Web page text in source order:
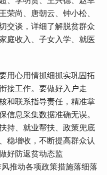
荣尚、唐朝云、钟小松、
交谈，详细了解脱贫群众
庭收入、子女入学、就医
心用情抓细抓实巩固拓
接工作。要做好入户走
和联系指导责任，精准掌
信息采集数据准确无误。
持、就业帮扶、政策兜底
稳增收，不断提高群众认
好防返贫动态监
推动各项政策措施落细落